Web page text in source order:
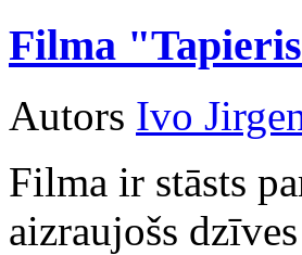
Filma
Autors Ivo
Filma ir stāsts
aizraujošs